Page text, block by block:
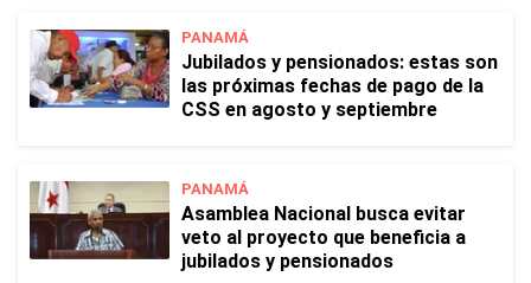
PANAMÁ
Jubilados y pensionados: estas son
las próximas fechas de pago de la
CSS en agosto y septiembre
PANAMÁ
Asamblea Nacional busca evitar
veto al proyecto que beneficia a
jubilados y pensionados